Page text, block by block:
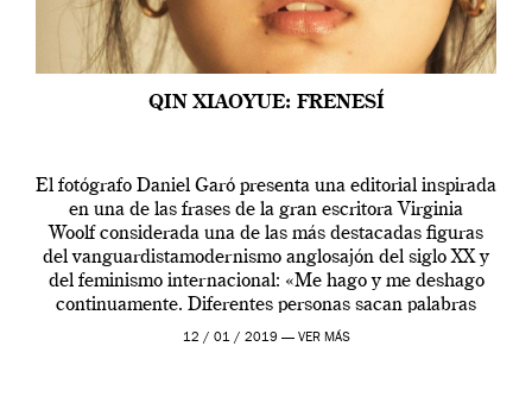
QIN XIAOYUE: FRENESÍ
El fotógrafo Daniel Garó presenta una editorial inspirada
en una de las frases de la gran escritora Virginia
Woolf considerada una de las más destacadas figuras
del vanguardistamodernismo anglosajón del siglo XX y
del feminismo internacional: «Me hago y me deshago
continuamente. Diferentes personas sacan palabras
diferente de mi».
12 / 01 / 2019 — VER MÁS